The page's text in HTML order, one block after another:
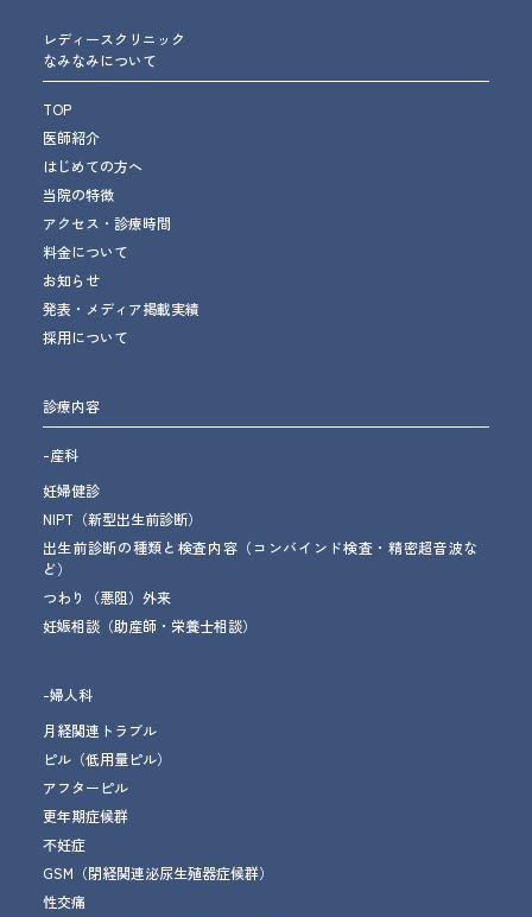
レディースクリニック
なみなみについて
TOP
医師紹介
はじめての方へ
当院の特徴
アクセス・診療時間
料金について
お知らせ
発表・メディア掲載実績
採用について
診療内容
-産科
妊婦健診
NIPT（新型出生前診断）
出生前診断の種類と検査内容（コンバインド検査・精密超音波な
ど）
つわり（悪阻）外来
妊娠相談（助産師・栄養士相談）
-婦人科
月経関連トラブル
ピル（低用量ピル）
アフターピル
更年期症候群
不妊症
GSM （閉経関連泌尿生殖器症候群）
性交痛